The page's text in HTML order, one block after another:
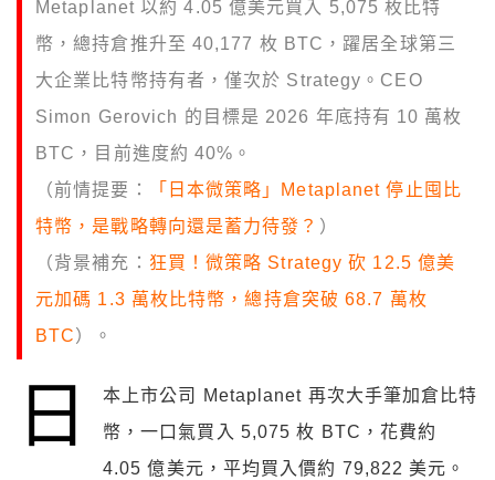
Metaplanet 以約 4.05 億美元買入 5,075 枚比特
幣，總持倉推升至 40,177 枚 BTC，躍居全球第三
大企業比特幣持有者，僅次於 Strategy。CEO
Simon Gerovich 的目標是 2026 年底持有 10 萬枚
BTC，目前進度約 40%。
（前情提要：
「日本微策略」Metaplanet 停止囤比
特幣，是戰略轉向還是蓄力待發？ ）
（背景補充： 狂買！微策略 Strategy 砍 12.5 億美
元加碼 1.3 萬枚比特幣，總持倉突破 68.7 萬枚
BTC）。
日
本上市公司 Metaplanet 再次大手筆加倉比特
幣，一口氣買入 5,075 枚 BTC，花費約
4.05 億美元，平均買入價約 79,822 美元。